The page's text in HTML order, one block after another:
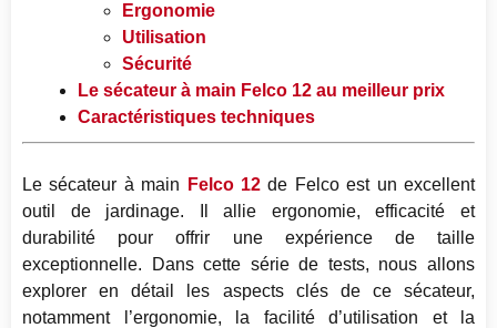
Ergonomie
Utilisation
Sécurité
Le sécateur à main Felco 12 au meilleur prix
Caractéristiques techniques
Le sécateur à main Felco 12 de Felco est un excellent
outil de jardinage. Il allie ergonomie, efficacité et
durabilité pour offrir une expérience de taille
exceptionnelle. Dans cette série de tests, nous allons
explorer en détail les aspects clés de ce sécateur,
notamment l’ergonomie, la facilité d’utilisation et la